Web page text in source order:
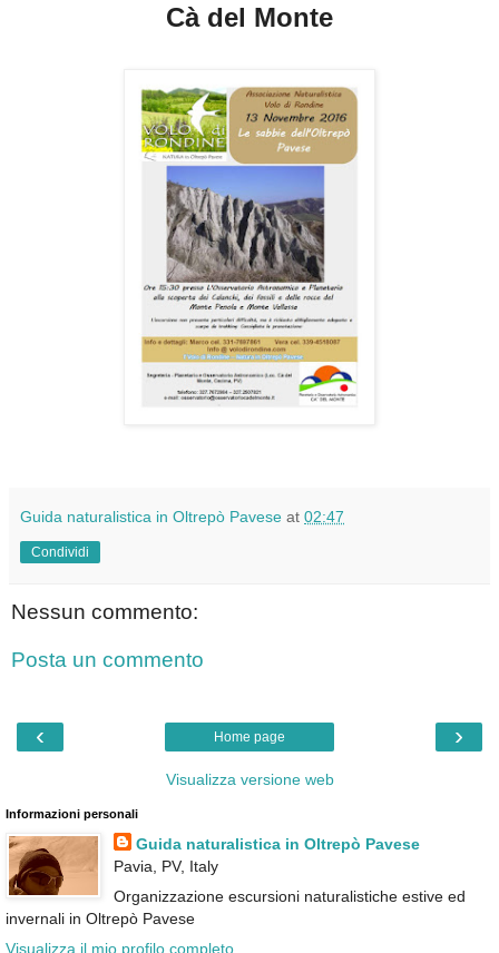
Cà del Monte
Guida naturalistica in Oltrepò Pavese at 02:47
Condividi
Nessun commento:
Posta un commento
‹ ›
Home page
Visualizza versione web
Informazioni personali
Guida naturalistica in Oltrepò Pavese
Pavia, PV, Italy
Organizzazione escursioni naturalistiche estive ed
invernali in Oltrepò Pavese
Visualizza il mio profilo completo